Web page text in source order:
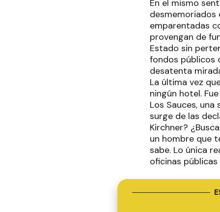
En el mismo
desmemoriados
emparentadas
provengan de
Estado sin
fondos públicos
desatenta
La última vez
ningún hotel.
Los Sauces,
surge de las
Kirchner?
un hombre que
sabe. Lo única
oficinas